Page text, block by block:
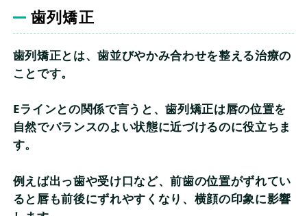
歯列矯正
歯列矯正とは、歯並びやかみ合わせを整える治療の
ことです。
Eラインとの関係で言うと、歯列矯正は唇の位置を
自然でバランスのよい状態に近づけるのに役立ちま
す。
例えば出っ歯や受け口など、前歯の位置がずれてい
ると唇も前後にずれやすくなり、横顔の印象に影響